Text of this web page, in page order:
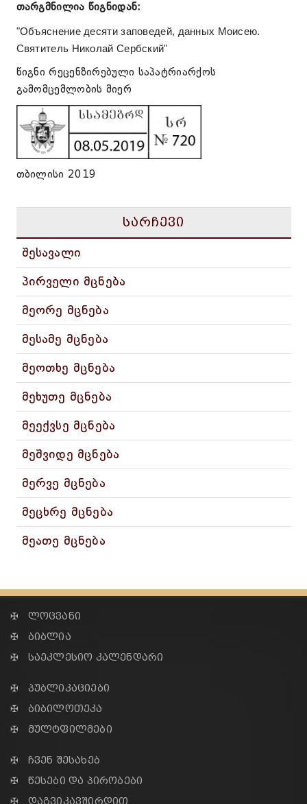
თარგმნილია წიგნიდან:
"Объяснение десяти заповедей, данных Моисею.
Святитель Николай Сербский"
წიგნი რეცენზირებული საპატრიარქოს
გამომცემლობის მიერ
თბილისი 2019
სარჩევი
შესავალი
პირველი მცნება
მეორე მცნება
მესამე მცნება
მეოთხე მცნება
მეხუთე მცნება
მეექვსე მცნება
მეშვიდე მცნება
მერვე მცნება
მეცხრე მცნება
მეათე მცნება
✠ ლოცვანი
✠ ბიბლია
✠ საეკლესიო კალენდარი
✠ პუბლიკაციები
✠ ბიბილოთეკა
✠ მულტფილმები
✠ ჩვენ შესახებ
✠ წესები და პირობები
✠ დაგვიკავშირდით